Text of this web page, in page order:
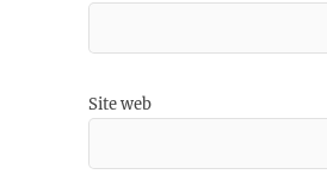
Site web